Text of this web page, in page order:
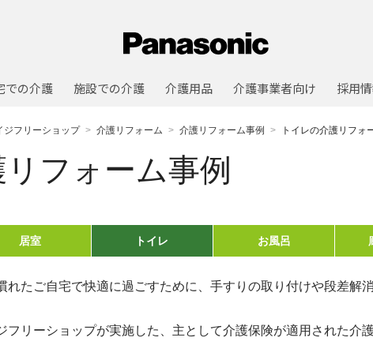
での介護 施設での介護 介護用品 介護事業者向け 採用
ジフリーショップ 介護リフォーム 介護リフォーム事例 トイレの介護リフォ
フォーム事例
居室 トイレ お風呂
れたご自宅で快適に過ごすために、手すりの取り付けや段差解
フリーショップが実施した、主として介護保険が適用された介